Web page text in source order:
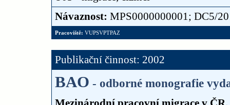
Návaznost: MPS0000000001; DC5/
Pracoviště: VUPSVPTPAZ
Publikační činnost: 2002
BAO - odborné monografie